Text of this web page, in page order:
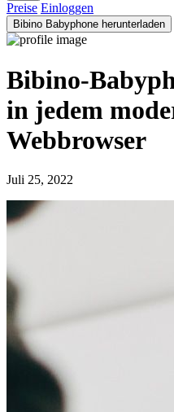
Preise Einloggen
Bibino Babyphone herunterladen
Bibino-
in jedem
Webbrowser
Juli 25, 2022